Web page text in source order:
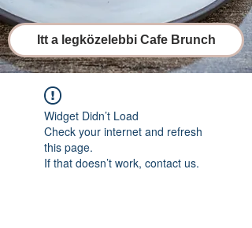
Itt a legközelebbi Cafe Brunch
Widget Didn’t Load
Check your internet and refresh
this page.
If that doesn’t work, contact us.